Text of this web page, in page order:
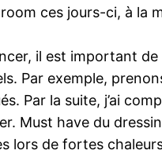
ces jours-ci, à la
il est important de
Par exemple,
Par la suite, j’ai
Must have du
lors de fortes